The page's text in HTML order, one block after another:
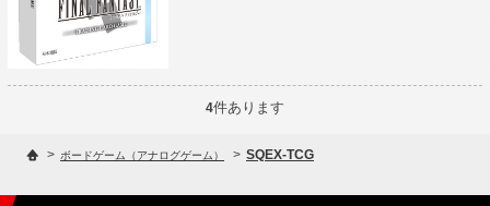
4件あります
> ボードゲーム（アナログゲーム） > SQEX-TCG